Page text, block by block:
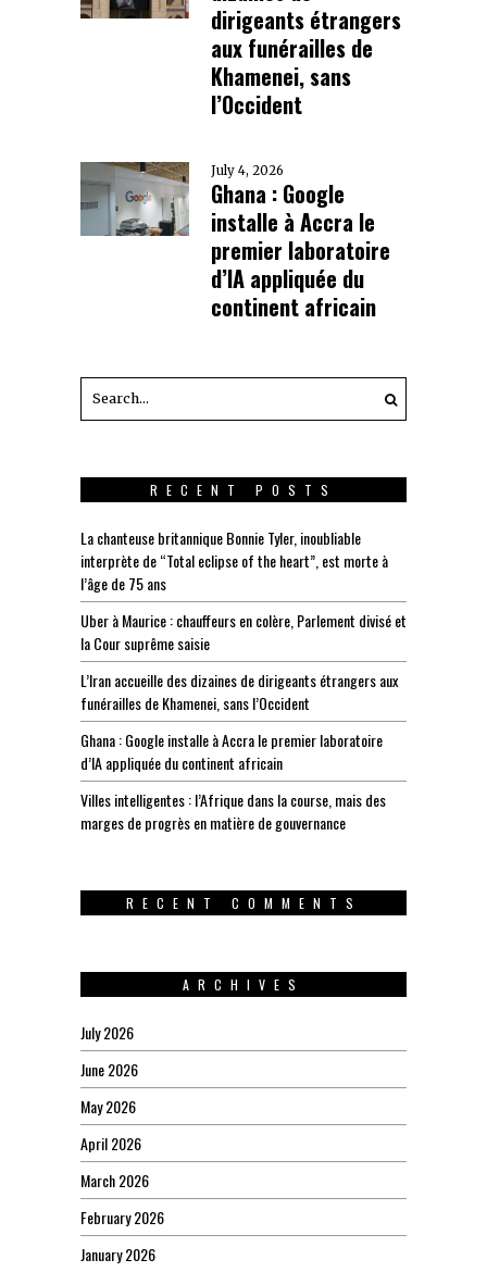
dirigeants étrangers
aux funérailles de
Khamenei, sans
l’Occident
July 4, 2026
Ghana : Google
installe à Accra le
premier laboratoire
d’IA appliquée du
continent africain
RECENT POSTS
La chanteuse britannique Bonnie Tyler, inoubliable
interprète de “Total eclipse of the heart”, est morte à
l’âge de 75 ans
Uber à Maurice : chauffeurs en colère, Parlement divisé et
la Cour suprême saisie
L’Iran accueille des dizaines de dirigeants étrangers aux
funérailles de Khamenei, sans l’Occident
Ghana : Google installe à Accra le premier laboratoire
d’IA appliquée du continent africain
Villes intelligentes : l’Afrique dans la course, mais des
marges de progrès en matière de gouvernance
RECENT COMMENTS
ARCHIVES
July 2026
June 2026
May 2026
April 2026
March 2026
February 2026
January 2026